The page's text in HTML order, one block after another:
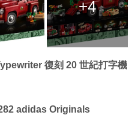
+4
復刻 20 世紀打字機
adidas Originals